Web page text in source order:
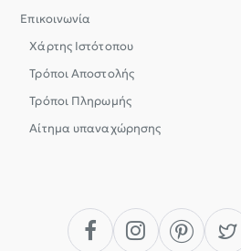
Επικοινωνία
Χάρτης Ιστότοπου
Τρόποι Αποστολής
Τρόποι Πληρωμής
Αίτημα υπαναχώρησης